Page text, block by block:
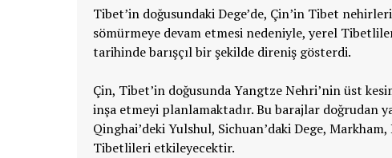
Tibet’in doğusundaki Dege’de, Çin’in Tibet
sömürmeye devam etmesi nedeniyle, yerel
tarihinde barışçıl bir şekilde direniş gösterdi.
Çin, Tibet’in doğusunda Yangtze Nehri’nin üst
inşa etmeyi planlamaktadır. Bu barajlar doğrudan
Qinghai’deki Yulshul, Sichuan’daki Dege,
Tibetlileri etkileyecektir.